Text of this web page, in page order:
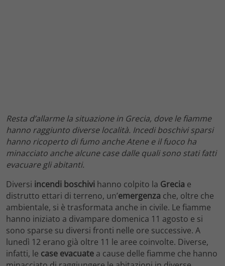
Resta d’allarme la situazione in Grecia, dove le fiamme
hanno raggiunto diverse località. Incedi boschivi sparsi
hanno ricoperto di fumo anche Atene e il fuoco ha
minacciato anche alcune case dalle quali sono stati fatti
evacuare gli abitanti.
Diversi incendi boschivi hanno colpito la Grecia e
distrutto ettari di terreno, un’emergenza che, oltre che
ambientale, si è trasformata anche in civile. Le fiamme
hanno iniziato a divampare domenica 11 agosto e si
sono sparse su diversi fronti nelle ore successive. A
lunedì 12 erano già oltre 11 le aree coinvolte. Diverse,
infatti, le case evacuate a cause delle fiamme che hanno